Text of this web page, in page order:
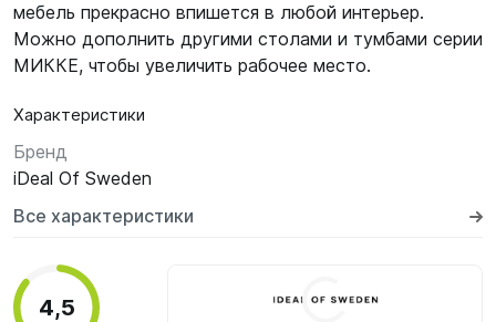
мебель прекрасно впишется в любой интерьер.
Можно дополнить другими столами и тумбами серии
МИККЕ, чтобы увеличить рабочее место.
Характеристики
Бренд
iDeal Of Sweden
Все характеристики
4,5